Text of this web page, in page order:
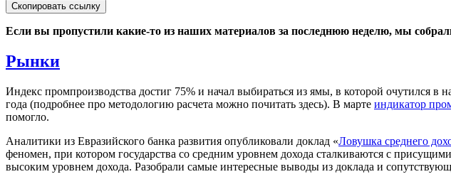
Скопировать ссылку
Если вы пропустили какие-то из наших материалов за последнюю неделю, мы
Рынки
Индекс промпроизводства достиг 75% и начал выбираться из ямы, в которой очутился в
года (подробнее про методологию расчета можно почитать здесь). В марте индикатор
помогло.
Аналитики из Евразийского банка развития опубликовали доклад «Ловушка среднего
феномен, при котором государства со средним уровнем дохода сталкиваются с
высоким уровнем дохода. Разобрали самые интересные выводы из доклада и